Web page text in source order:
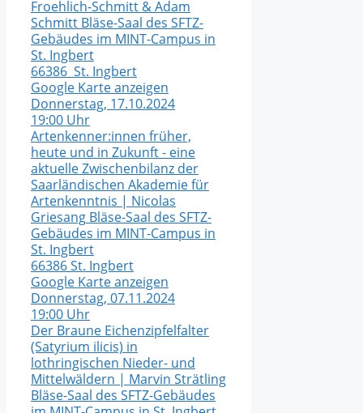
Froehlich-Schmitt & Adam
Schmitt Bläse-Saal des SFTZ-
Gebäudes im MINT-Campus in
St. Ingbert
66386 St. Ingbert
Google Karte anzeigen
Donnerstag, 17.10.2024
19:00 Uhr
Artenkenner:innen früher,
heute und in Zukunft - eine
aktuelle Zwischenbilanz der
Saarländischen Akademie für
Artenkenntnis | Nicolas
Griesang Bläse-Saal des SFTZ-
Gebäudes im MINT-Campus in
St. Ingbert
66386 St. Ingbert
Google Karte anzeigen
Donnerstag, 07.11.2024
19:00 Uhr
Der Braune Eichenzipfelfalter
(Satyrium ilicis) in
lothringischen Nieder- und
Mittelwäldern | Marvin Strätling
Bläse-Saal des SFTZ-Gebäudes